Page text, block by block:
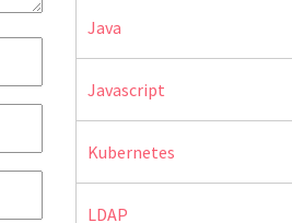
Java
Javascript
Kubernetes
LDAP